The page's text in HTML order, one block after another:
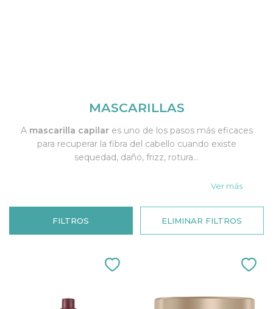
MASCARILLAS
A mascarilla capilares uno de los pasos más eficaces
para recuperar la fibra del cabello cuando existe
sequedad, daño, frizz, rotura...
Ver más
FILTROS ELIMINAR FILTROS